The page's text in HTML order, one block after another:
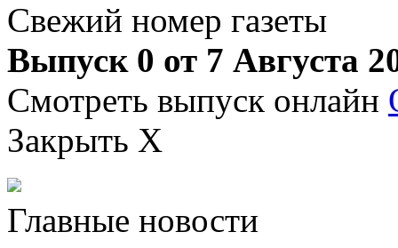
Свежий номер газеты
Выпуск 0 от 7 Августа
Смотреть выпуск онлайн
Закрыть X
Главные новости